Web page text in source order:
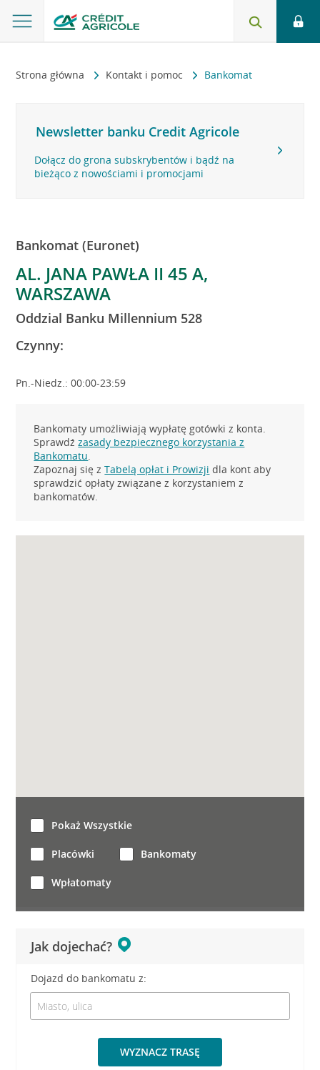
Strona główna Kontakt i pomoc Bankomat
Newsletter banku Credit Agricole
Dołącz do grona subskrybentów i bądź na
bieżąco z nowościami i promocjami
Bankomat (Euronet)
AL. JANA PAWŁA II 45 A,
WARSZAWA
Oddzial Banku Millennium 528
Czynny:
Pn.-Niedz.: 00:00-23:59
Bankomaty umożliwiają wypłatę gotówki z konta.
Sprawdźzasady bezpiecznego korzystania z
Bankomatu.
Zapoznaj się zTabelą opłat i Prowizji dla kont aby
sprawdzić opłaty związane z korzystaniem z
bankomatów.
Jak dojechać?
Dojazd do bankomatu z:
WYZNACZ TRASĘ
Pokaż Wszystkie
Placówki Bankomaty
Wpłatomaty